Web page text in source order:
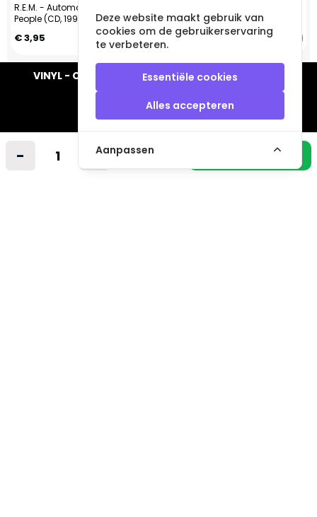
- + In winkelmandje
R.E.M. - Automatic For The
People (CD, 1999)
€ 3,95
Loud (CD, 2000)
€ 4,95
VINYL - CD - AUDIO - FURNITURE - COLLECTABLES
Industrieweg 14 A
2712LB Zoetermeer
Deze website maakt gebruik van
cookies om de gebruikerservaring
te verbeteren.
Essentiële cookies
Alles accepteren
Aanpassen